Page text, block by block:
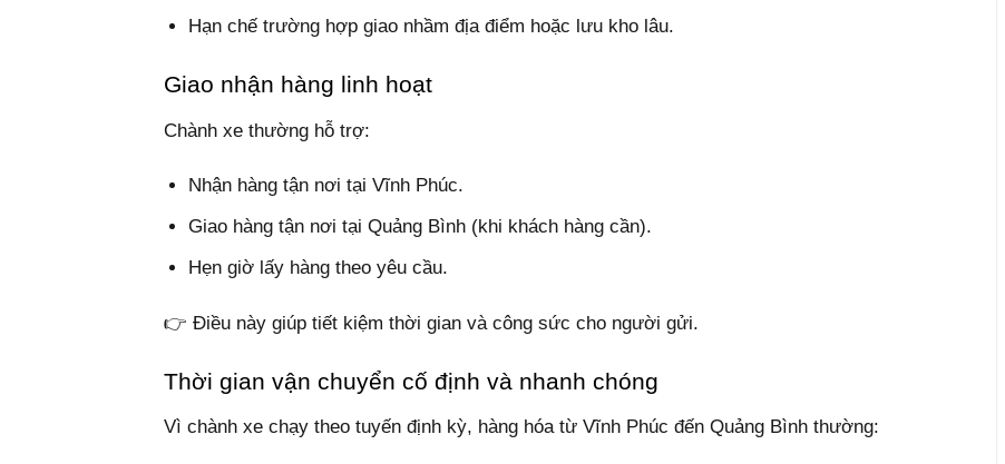
Hạn chế trường hợp giao nhầm địa điểm hoặc lưu kho lâu.
Giao nhận hàng linh hoạt
Chành xe thường hỗ trợ:
Nhận hàng tận nơi tại Vĩnh Phúc.
Giao hàng tận nơi tại Quảng Bình (khi khách hàng cần).
Hẹn giờ lấy hàng theo yêu cầu.
👉 Điều này giúp tiết kiệm thời gian và công sức cho người gửi.
Thời gian vận chuyển cố định và nhanh chóng
Vì chành xe chạy theo tuyến định kỳ, hàng hóa từ Vĩnh Phúc đến Quảng Bình thường: